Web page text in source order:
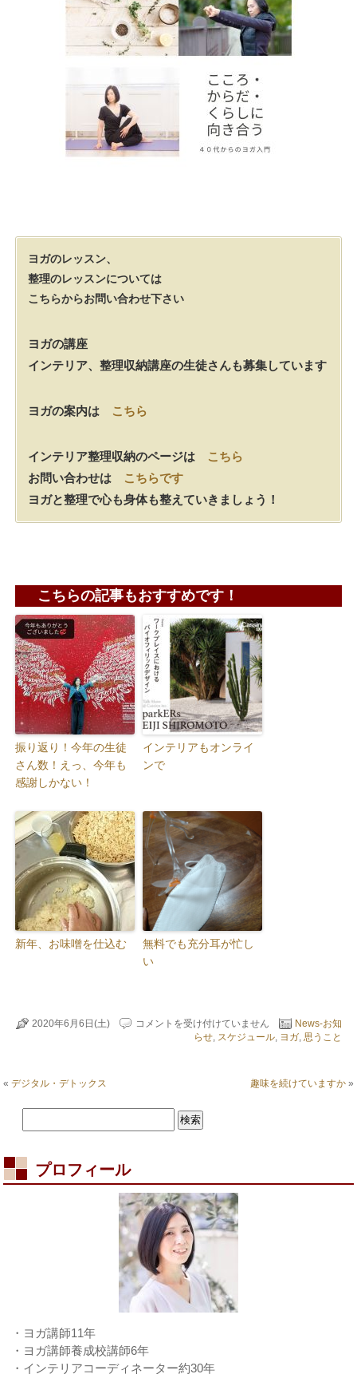
ヨガのレッスン、
整理のレッスンについては
こちらからお問い合わせ下さい
ヨガの講座
インテリア、整理収納講座の生徒さんも募集しています
ヨガの案内は こちら
インテリア整理収納のページは こちら
お問い合わせは こちらです
ヨガと整理で心も身体も整えていきましょう！
こちらの記事もおすすめです！
振り返り！今年の生徒
さん数！えっ、今年も
感謝しかない！
インテリアもオンライ
ンで
新年、お味噌を仕込む
無料でも充分耳が忙し
い
2020年6月6日(土)
学
コメントを受け付けていません
News-お知
らせ, スケジュール, ヨガ, 思うこと
«デジタル・デトックス 趣味を続けていますか»
プロフィール
・ヨガ講師11年
・ヨガ講師養成校講師6年
・インテリアコーディネーター約30年